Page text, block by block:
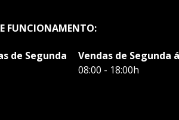
FUNCIONAMENTO:
de Segunda
Vendas de Segunda
08:00 - 18:00h